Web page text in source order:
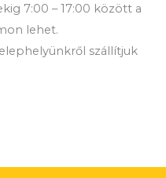
7:00 – 17:00 között a
lehet.
szállítjuk